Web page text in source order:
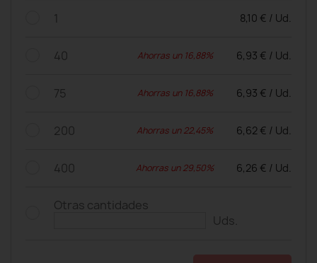
1 8,10 € / Ud.
40 Ahorras un 16,88% 6,93 € / Ud.
75 Ahorras un 16,88% 6,93 € / Ud.
200 Ahorras un 22,45% 6,62 € / Ud.
400 Ahorras un 29,50% 6,26 € / Ud.
Otras cantidades
Uds.